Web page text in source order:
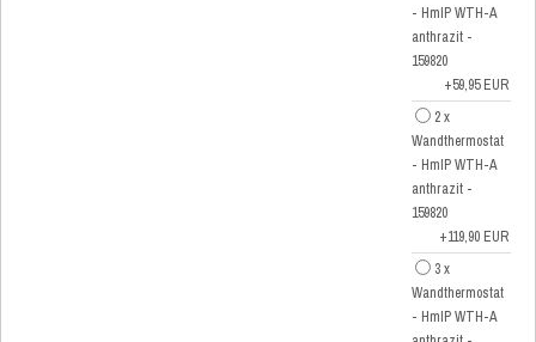
- HmIP WTH-A
anthrazit -
159820
+59,95 EUR
2 x
Wandthermostat
- HmIP WTH-A
anthrazit -
159820
+119,90 EUR
3 x
Wandthermostat
- HmIP WTH-A